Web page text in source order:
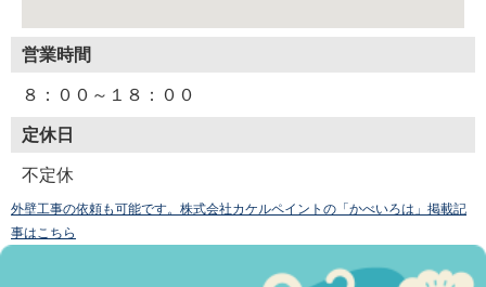
営業時間
８：００～１８：００
定休日
不定休
外壁工事の依頼も可能です。株式会社カケルペイントの「かべいろは」掲載記
事はこちら